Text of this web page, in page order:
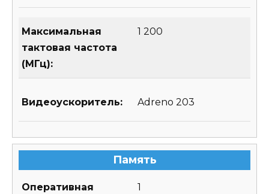
Максимальная
тактовая частота
(МГц):
1 200
Видеоускоритель: Adreno 203
Память
Оперативная
1